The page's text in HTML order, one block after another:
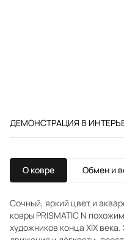
ДЕМОНСТРАЦИЯ В
О ковре Обмен и
Сочный, яркий цвет и
ковры PRISMATIC N
художников конца XIX